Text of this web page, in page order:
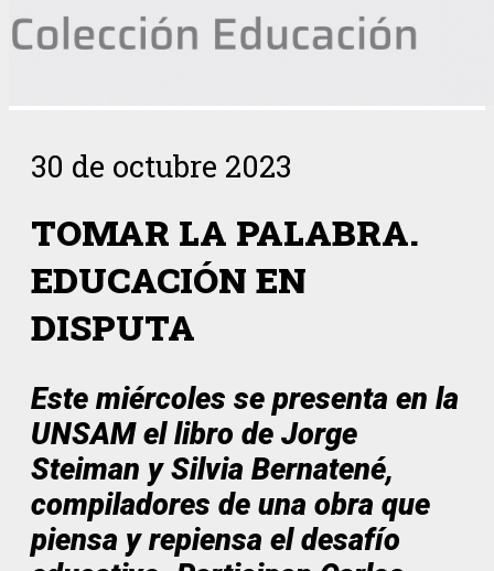
30 de octubre 2023
TOMAR LA PALABRA.
EDUCACIÓN EN
DISPUTA
Este miércoles se presenta en la
UNSAM el libro de Jorge
Steiman y Silvia Bernatené,
compiladores de una obra que
piensa y repiensa el desafío